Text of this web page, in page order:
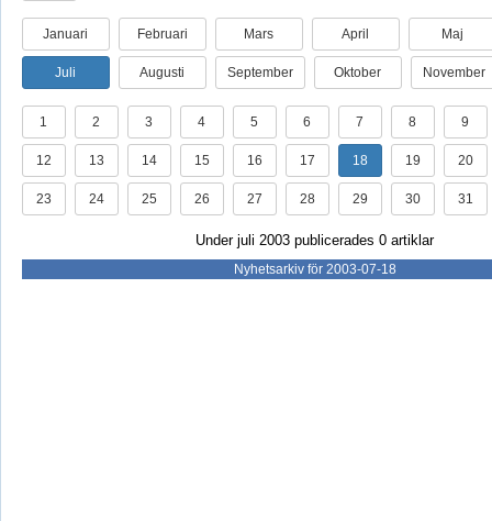
Januari Februari Mars April Maj
Juli Augusti September Oktober November
1 2 3 4 5 6 7 8 9
12 13 14 15 16 17 18 19 20
23 24 25 26 27 28 29 30 31
Under juli 2003 publicerades 0 artiklar
Nyhetsarkiv för 2003-07-18